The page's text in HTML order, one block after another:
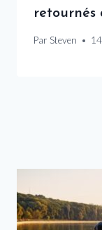
retournés
Par Steven